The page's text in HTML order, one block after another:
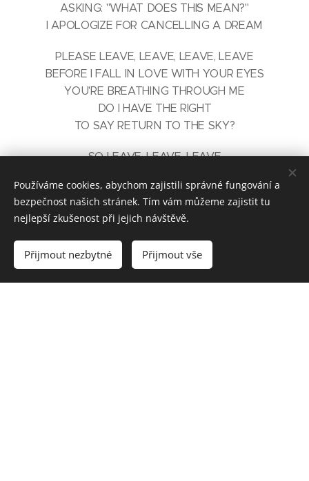
ASKING: "WHAT DOES THIS MEAN?"
I APOLOGIZE FOR CANCELLING A DREAM
PLEASE LEAVE, LEAVE, LEAVE, LEAVE
BEFORE I FALL IN LOVE WITH YOUR EYES
YOU'RE BREATHING THROUGH ME
DO I HAVE THE RIGHT
TO SAY RETURN TO THE SKY?
SO LEAVE, LEAVE, LEAVE
IT'S TAKEN ME FAR TOO HIGH
I'LL SEE YOU SOME DAY
WHEN I'M ON MY WAY TO THE GROUND
OOH, I'LL SEE YOU
Používáme cookies, abychom zajistili správné fungování a
bezpečnost našich stránek. Tím vám můžeme zajistit tu
nejlepší zkušenost při jejich návštěvě.
Přijmout nezbytné Přijmout vše